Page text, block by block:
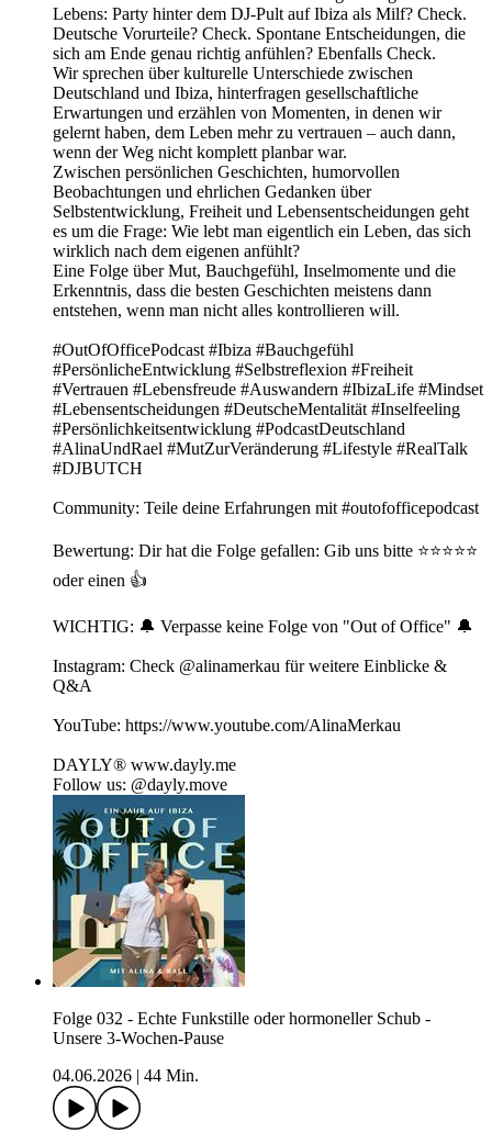
Lebens: Party hinter dem DJ-Pult auf Ibiza als Milf? Check.
Deutsche Vorurteile? Check. Spontane Entscheidungen, die
sich am Ende genau richtig anfühlen? Ebenfalls Check.
Wir sprechen über kulturelle Unterschiede zwischen
Deutschland und Ibiza, hinterfragen gesellschaftliche
Erwartungen und erzählen von Momenten, in denen wir
gelernt haben, dem Leben mehr zu vertrauen – auch dann,
wenn der Weg nicht komplett planbar war.
Zwischen persönlichen Geschichten, humorvollen
Beobachtungen und ehrlichen Gedanken über
Selbstentwicklung, Freiheit und Lebensentscheidungen geht
es um die Frage: Wie lebt man eigentlich ein Leben, das sich
wirklich nach dem eigenen anfühlt?
Eine Folge über Mut, Bauchgefühl, Inselmomente und die
Erkenntnis, dass die besten Geschichten meistens dann
entstehen, wenn man nicht alles kontrollieren will.
#OutOfOfficePodcast #Ibiza #Bauchgefühl
#PersönlicheEntwicklung #Selbstreflexion #Freiheit
#Vertrauen #Lebensfreude #Auswandern #IbizaLife #Mindset
#Lebensentscheidungen #DeutscheMentalität #Inselfeeling
#Persönlichkeitsentwicklung #PodcastDeutschland
#AlinaUndRael #MutZurVeränderung #Lifestyle #RealTalk
#DJBUTCH
Community: Teile deine Erfahrungen mit⁠ ⁠⁠#outofofficepodcast⁠⁠⁠
Bewertung: Dir hat die Folge gefallen: Gib uns bitte ⭐️⭐️⭐️⭐️⭐️
oder einen 👍
WICHTIG: 🔔 Verpasse keine Folge von "Out of Office" 🔔
Instagram: Check @alinamerkau für weitere Einblicke &
Q&A
YouTube: https://www.youtube.com/AlinaMerkau
DAYLY® ⁠www.dayly.me⁠
Follow us: @dayly.move
Folge 032 - Echte Funkstille oder hormoneller Schub -
Unsere 3-Wochen-Pause
04.06.2026
44 Min.